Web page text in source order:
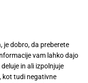
je dobro, da preberete
vam lahko dajo
in ali izpolnjuje
kot tudi negativne